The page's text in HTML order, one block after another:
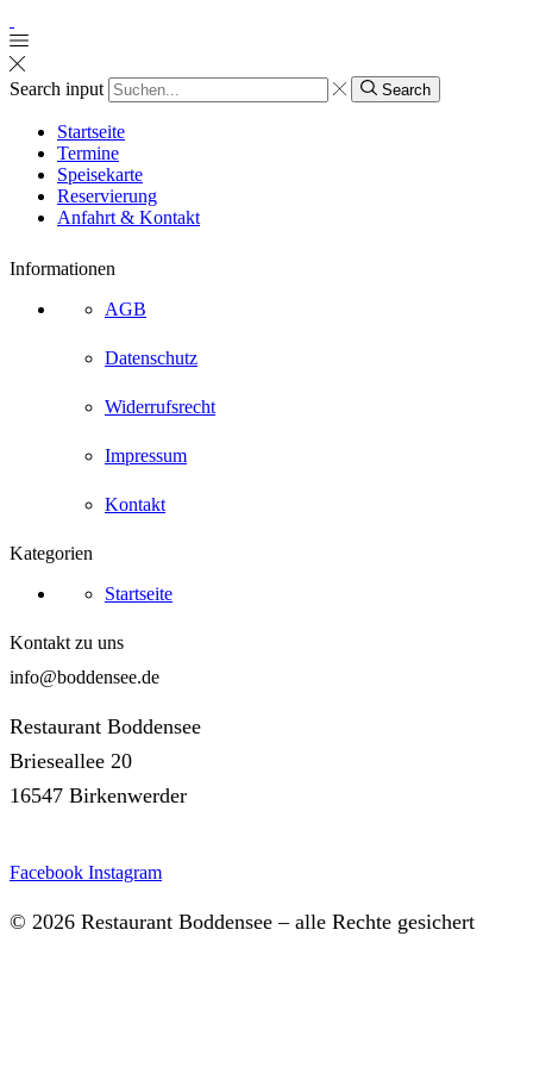
Search input Search
Startseite
Termine
Speisekarte
Reservierung
Anfahrt & Kontakt
Informationen
AGB
Datenschutz
Widerrufsrecht
Impressum
Kontakt
Kategorien
Startseite
Kontakt zu uns
info@boddensee.de
Restaurant Boddensee
Brieseallee 20
16547 Birkenwerder
Facebook Instagram
© 2026 Restaurant Boddensee – alle Rechte gesichert